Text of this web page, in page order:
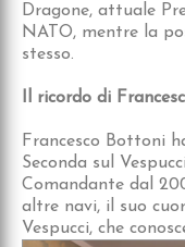
Dragone, attuale
NATO, mentre la
stesso.
Il ricordo di
Francesco Bottoni
Seconda sul
Comandante dal
altre navi, il suo
Vespucci, che